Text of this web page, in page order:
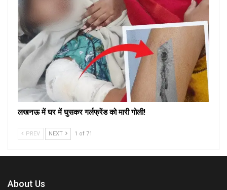
लखनऊ में घर में घुसकर गर्लफ्रेंड को मारी गोली!
PREV NEXT 1 of 71
About Us